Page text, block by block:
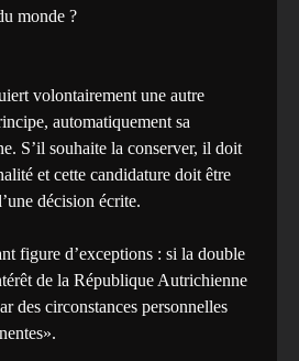
monde ?
volontairement une autre
automatiquement sa
S’il souhaite la conserver, il doit
et cette candidature doit être
décision écrite.
figure d’exceptions : si la double
de la République Autrichienne
des circonstances personnelles